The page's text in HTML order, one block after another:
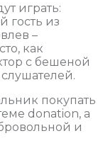
играть:
гость из
–
как
с бешеной
покупать
donation, а
и